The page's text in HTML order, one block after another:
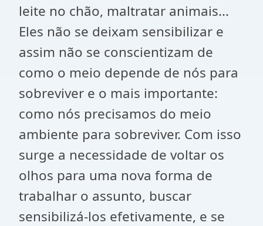
leite no chão, maltratar animais...
Eles não se deixam sensibilizar e
assim não se conscientizam de
como o meio depende de nós para
sobreviver e o mais importante:
como nós precisamos do meio
ambiente para sobreviver. Com isso
surge a necessidade de voltar os
olhos para uma nova forma de
trabalhar o assunto, buscar
sensibilizá-los efetivamente, e se